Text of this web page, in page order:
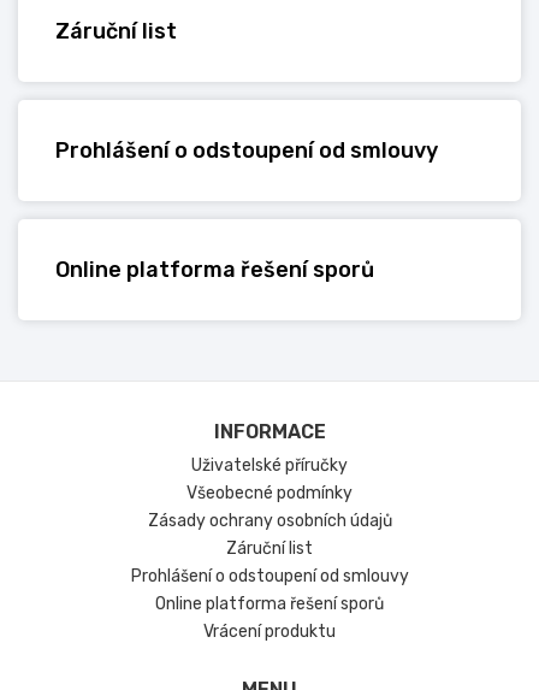
Záruční list
Prohlášení o odstoupení od smlouvy
Online platforma řešení sporů
INFORMACE
Uživatelské příručky
Všeobecné podmínky
Zásady ochrany osobních údajů
Záruční list
Prohlášení o odstoupení od smlouvy
Online platforma řešení sporů
Vrácení produktu